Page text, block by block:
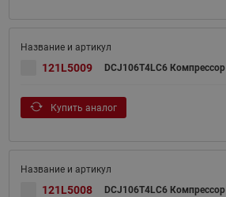
121L5009 DCJ106T4LC6
Купить аналог
121L5008 DCJ106T4LC6